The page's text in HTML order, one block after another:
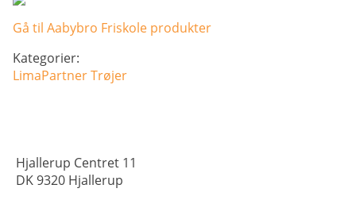
Gå til Aabybro Friskole produkter
Kategorier:
LimaPartnerTrøjer
Hjallerup Centret 11
DK 9320 Hjallerup